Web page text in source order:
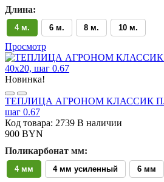
Длина:
4 м. 6 м. 8 м. 10 м.
Просмотр
Новинка!
ТЕПЛИЦА АГРОНОМ КЛАССИК
шаг 0.67
Код товара: 2739 В наличии
900 BYN
Поликарбонат мм:
4 мм 4 мм усиленный 6 мм